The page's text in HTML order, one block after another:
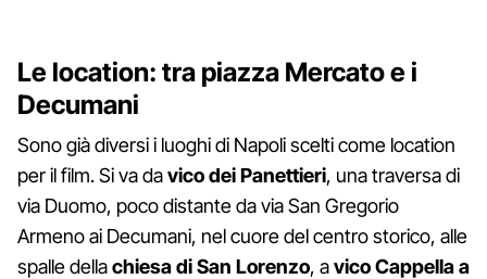
Le location: tra piazza Mercato e i
Decumani
Sono già diversi i luoghi di Napoli scelti come location
per il film. Si va davico dei Panettieri, una traversa di
via Duomo, poco distante da via San Gregorio
Armeno ai Decumani, nel cuore del centro storico, alle
spalle dellachiesa di San Lorenzo, avico Cappella a